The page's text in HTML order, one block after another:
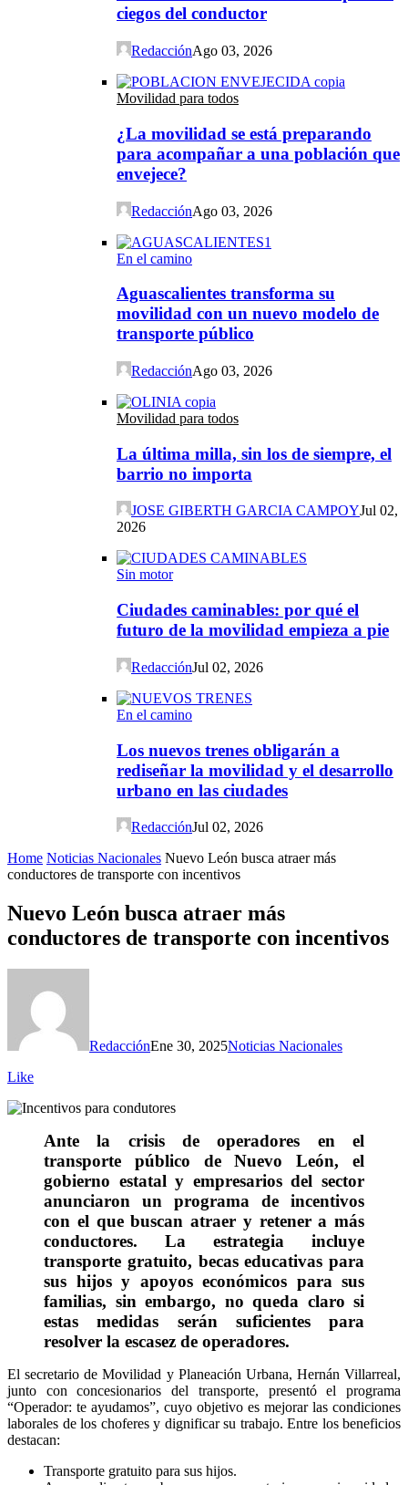
ciegos del conductor
RedacciónAgo 03, 2026
Movilidad para todos
¿La movilidad se está preparando
para acompañar a una población que
envejece?
RedacciónAgo 03, 2026
En el camino
Aguascalientes transforma su
movilidad con un nuevo modelo de
transporte público
RedacciónAgo 03, 2026
Movilidad para todos
La última milla, sin los de siempre, el
barrio no importa
JOSE GIBERTH GARCIA CAMPOYJul 02,
2026
Sin motor
Ciudades caminables: por qué el
futuro de la movilidad empieza a pie
RedacciónJul 02, 2026
En el camino
Los nuevos trenes obligarán a
rediseñar la movilidad y el desarrollo
urbano en las ciudades
RedacciónJul 02, 2026
Home Noticias Nacionales Nuevo León busca atraer más
conductores de transporte con incentivos
Nuevo León busca atraer más
conductores de transporte con incentivos
RedacciónEne 30, 2025Noticias Nacionales
Like
Ante la crisis de operadores en el
transporte público de Nuevo León, el
gobierno estatal y empresarios del sector
anunciaron un programa de incentivos
con el que buscan atraer y retener a más
conductores. La estrategia incluye
transporte gratuito, becas educativas para
sus hijos y apoyos económicos para sus
familias, sin embargo, no queda claro si
estas medidas serán suficientes para
resolver la escasez de operadores.
El secretario de Movilidad y Planeación Urbana, Hernán Villarreal,
junto con concesionarios del transporte, presentó el programa
“Operador: te ayudamos”, cuyo objetivo es mejorar las condiciones
laborales de los choferes y dignificar su trabajo. Entre los beneficios
destacan:
Transporte gratuito para sus hijos.